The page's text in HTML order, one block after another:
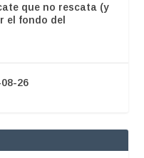
que no rescata (y
el fondo del
26